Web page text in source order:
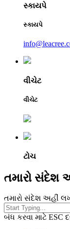
સ્કાયપે
સ્કાયપે
વીચેટ
વીચેટ
ટોચ
તમારો સંદેશ
તમારો સંદેશ અહીં
બંધ કરવા માટે ESC